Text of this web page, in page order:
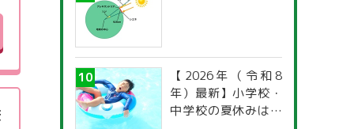
【2026年（令和8
年）最新】小学校・
中学校の夏休みはい